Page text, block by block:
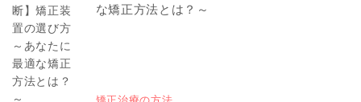
な矯正方法とは？～